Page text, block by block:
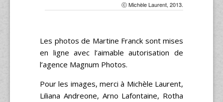
ⓒ Michèle Laurent, 2013.
Les photos de Martine Franck sont mises
en ligne avec l’aimable autorisation de
l’agence Magnum Photos.
Pour les images, merci à Michèle Laurent,
Liliana Andreone, Arno Lafontaine, Rotha